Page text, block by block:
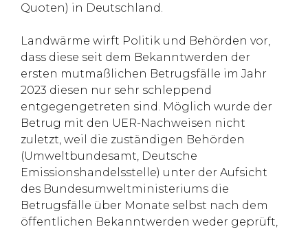
Quoten) in Deutschland.
Landwärme wirft Politik und Behörden vor,
dass diese seit dem Bekanntwerden der
ersten mutmaßlichen Betrugsfälle im Jahr
2023 diesen nur sehr schleppend
entgegengetreten sind. Möglich wurde der
Betrug mit den UER-Nachweisen nicht
zuletzt, weil die zuständigen Behörden
(Umweltbundesamt, Deutsche
Emissionshandelsstelle) unter der Aufsicht
des Bundesumweltministeriums die
Betrugsfälle über Monate selbst nach dem
öffentlichen Bekanntwerden weder geprüft,